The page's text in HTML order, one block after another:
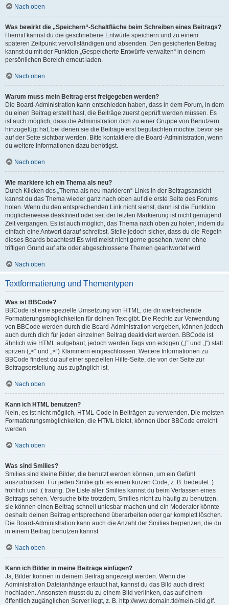
Nach oben
Was bewirkt die „Speichern“-Schaltfläche beim Schreiben eines Beitrags?
Hiermit kannst du die geschriebene Entwürfe speichern und zu einem
späteren Zeitpunkt vervollständigen und absenden. Den gesicherten Beitrag
kannst du mit der Funktion „Gespeicherte Entwürfe verwalten“ in deinem
persönlichen Bereich erneut laden.
Nach oben
Warum muss mein Beitrag erst freigegeben werden?
Die Board-Administration kann entschieden haben, dass in dem Forum, in dem
du einen Beitrag erstellt hast, die Beiträge zuerst geprüft werden müssen. Es
ist auch möglich, dass die Administration dich zu einer Gruppe von Benutzern
hinzugefügt hat, bei denen sie die Beiträge erst begutachten möchte, bevor sie
auf der Seite sichtbar werden. Bitte kontaktiere die Board-Administration, wenn
du weitere Informationen dazu benötigst.
Nach oben
Wie markiere ich ein Thema als neu?
Durch Klicken des „Thema als neu markieren“-Links in der Beitragsansicht
kannst du das Thema wieder ganz nach oben auf die erste Seite des Forums
holen. Wenn du den entsprechenden Link nicht siehst, dann ist die Funktion
möglicherweise deaktiviert oder seit der letzten Markierung ist nicht genügend
Zeit vergangen. Es ist auch möglich, das Thema nach oben zu holen, indem du
einfach eine Antwort darauf schreibst. Stelle jedoch sicher, dass du die Regeln
dieses Boards beachtest! Es wird meist nicht gerne gesehen, wenn ohne
triftigen Grund auf alte oder abgeschlossene Themen geantwortet wird.
Nach oben
Textformatierung und Thementypen
Was ist BBCode?
BBCode ist eine spezielle Umsetzung von HTML, die dir weitreichende
Formatierungsmöglichkeiten für deinen Text gibt. Die Rechte zur Verwendung
von BBCode werden durch die Board-Administration vergeben, können jedoch
auch durch dich für jeden einzelnen Beitrag deaktiviert werden. BBCode ist
ähnlich wie HTML aufgebaut, jedoch werden Tags von eckigen („[“ und „]“) statt
spitzen („<“ und „>“) Klammern eingeschlossen. Weitere Informationen zu
BBCode findest du auf einer speziellen Hilfe-Seite, die von der Seite zur
Beitragserstellung aus zugänglich ist.
Nach oben
Kann ich HTML benutzen?
Nein, es ist nicht möglich, HTML-Code in Beiträgen zu verwenden. Die meisten
Formatierungsmöglichkeiten, die HTML bietet, können über BBCode erreicht
werden.
Nach oben
Was sind Smilies?
Smilies sind kleine Bilder, die benutzt werden können, um ein Gefühl
auszudrücken. Für jeden Smilie gibt es einen kurzen Code, z. B. bedeutet :)
fröhlich und :( traurig. Die Liste aller Smilies kannst du beim Verfassen eines
Beitrags sehen. Versuche bitte trotzdem, Smilies nicht zu häufig zu benutzen,
sie können einen Beitrag schnell unlesbar machen und ein Moderator könnte
deshalb deinen Beitrag entsprechend überarbeiten oder gar komplett löschen.
Die Board-Administration kann auch die Anzahl der Smilies begrenzen, die du
in einem Beitrag benutzen kannst.
Nach oben
Kann ich Bilder in meine Beiträge einfügen?
Ja, Bilder können in deinem Beitrag angezeigt werden. Wenn die
Administration Dateianhänge erlaubt hat, kannst du das Bild auch direkt
hochladen. Ansonsten musst du zu einem Bild verlinken, das auf einem
öffentlich zugänglichen Server liegt, z. B. http://www.domain.tld/mein-bild.gif.